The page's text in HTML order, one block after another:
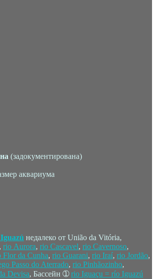
(задокументирована)
аквариума
недалеко от União da Vitória,
, rio Aurora, rio Cascavel, rio Cavernoso,
Flor da Cunha, rio Guarani, rio Iraí, rio Jordão,
Passo do Aterrado, rio Pinhãozinho,
Devisa, Бассейн ➀rio Iguaçu = río Iguazú